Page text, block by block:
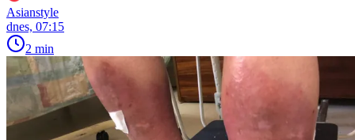
Asianstyle
dnes, 07:15
2 min